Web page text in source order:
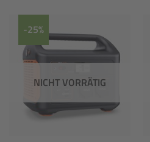
-25%
NICHT VORRÄTIG